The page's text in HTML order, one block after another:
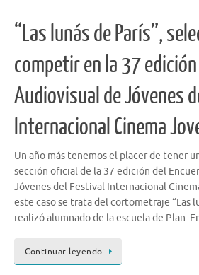
“Las lunás de París”,
competir en la 37
Audiovisual de Jóvenes
Internacional Cinema
Un año más tenemos el placer de tener
sección oficial de la 37 edición del
Jóvenes del Festival Internacional
este caso se trata del cortometraje “Las
realizó alumnado de la escuela de Plan.
Continuar leyendo